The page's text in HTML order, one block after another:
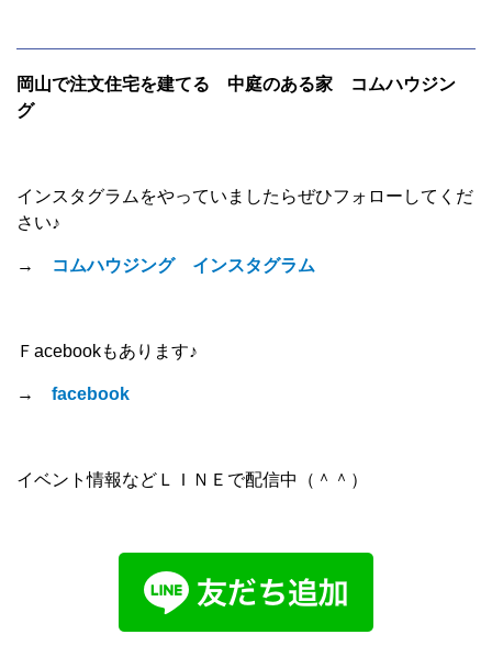
岡山で注文住宅を建てる 中庭のある家 コムハウジン
グ
インスタグラムをやっていましたらぜひフォローしてくだ
さい♪
→ コムハウジング インスタグラム
Ｆacebookもあります♪
→ facebook
イベント情報などＬＩＮＥで配信中（＾＾）